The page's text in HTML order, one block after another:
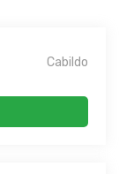
Cabildo